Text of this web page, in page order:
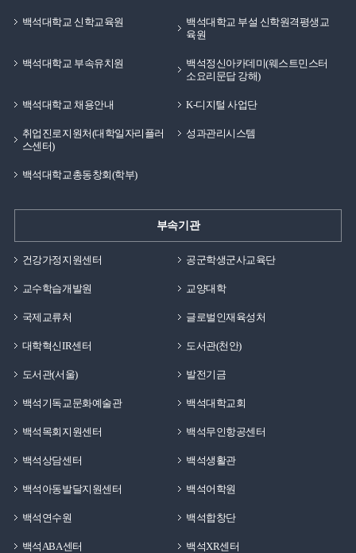
백석대학교 신학교육원
백석대학교 부설 신학원격평생교
육원
백석대학교 부속유치원
백석정신아카데미(웨스트민스터
소요리문답 강해)
백석대학교 채용안내 K-디지털 사업단
취업진로지원처(대학일자리플러
스센터)
성과관리시스템
백석대학교총동창회(학부)
부속기관
건강가정지원센터 공군학생군사교육단
교수학습개발원 교양대학
국제교류처 글로벌인재육성처
대학혁신IR센터 도서관(천안)
도서관(서울) 발전기금
백석기독교문화예술관 백석대학교회
백석목회지원센터 백석무인항공센터
백석상담센터 백석생활관
백석아동발달지원센터 백석어학원
백석연수원 백석합창단
백석ABA센터 백석XR센터